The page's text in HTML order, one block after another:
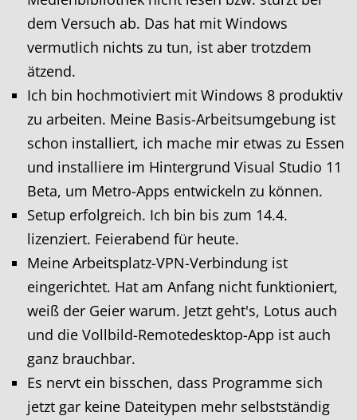
dem Versuch ab. Das hat mit Windows
vermutlich nichts zu tun, ist aber trotzdem
ätzend.
Ich bin hochmotiviert mit Windows 8 produktiv
zu arbeiten. Meine Basis-Arbeitsumgebung ist
schon installiert, ich mache mir etwas zu Essen
und installiere im Hintergrund Visual Studio 11
Beta, um Metro-Apps entwickeln zu können.
Setup erfolgreich. Ich bin bis zum 14.4.
lizenziert. Feierabend für heute.
Meine Arbeitsplatz-VPN-Verbindung ist
eingerichtet. Hat am Anfang nicht funktioniert,
weiß der Geier warum. Jetzt geht's, Lotus auch
und die Vollbild-Remotedesktop-App ist auch
ganz brauchbar.
Es nervt ein bisschen, dass Programme sich
jetzt gar keine Dateitypen mehr selbstständig